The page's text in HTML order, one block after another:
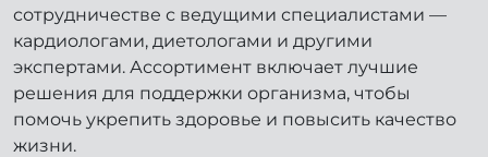
сотрудничестве с ведущими специалистами —
кардиологами, диетологами и другими
экспертами. Ассортимент включает лучшие
решения для поддержки организма, чтобы
помочь укрепить здоровье и повысить качество
жизни.